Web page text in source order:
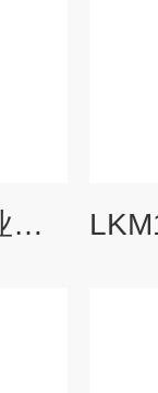
P72200系列通用型工业压力变送器